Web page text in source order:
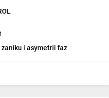
i asymetrii faz